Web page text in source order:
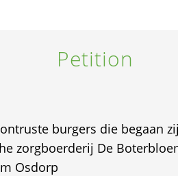
Petition
burgers die begaan
zorgboerderij De
Osdorp